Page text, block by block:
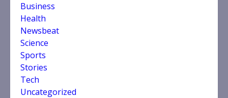
Business
Health
Newsbeat
Science
Sports
Stories
Tech
Uncategorized